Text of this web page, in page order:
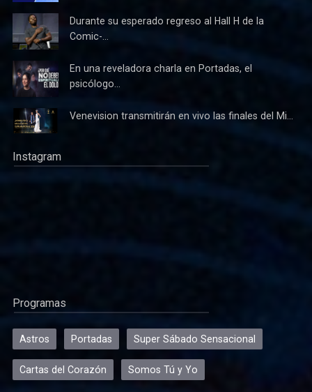
Durante su esperado regreso al Hall H de la
Comic-...
En una reveladora charla en Portadas, el
psicólogo...
Venevision transmitirán en vivo las finales del Mi...
Instagram
Programas
Astros Portadas Super Sábado Sensacional
Cartas del Corazón Somos Tú y Yo